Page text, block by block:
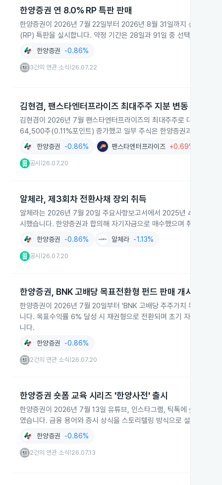
한양증권 연 8.0% RP 특판 판매
한양증권이 2026년 7월 22일부터 2026년 8월 31일까지 선착순 1
(RP) 특판을 실시합니다. 약정 기간은 28일과 91일 중 선택 가능하
한양증권 -0.86%
3건의 연관 소식 26.07.22
김현겸, 팬스타엔터프라이즈 최대주주 지분 변동 보고
김현겸이 2026년 7월 팬스타엔터프라이즈의 최대주주로 대량보유
64,500주(0.11%포인트) 증가했고 일부 주식은 한양증권과 BNK투
한양증권 -0.86% 팬스타엔터프라이즈 +0.69%
공시 26.07.20
알체라, 제3회차 전환사채 장외 취득
알체라는 2026년 7월 20일 주요사항보고서에서 2025년 4월 21일
시했습니다. 한양증권과 합의해 자기자금으로 매수했으며 취득금액
한양증권 -0.86% 알체라 -1.13%
공시 26.07.20
한양증권, BNK 고배당 목표전환형 펀드 판매 개시
한양증권이 2026년 7월 20일부터 'BNK 고배당 주주가치 목표전환
니다. 목표수익률 6% 달성 시 채권형으로 전환되며 초기 자산배분
니다.
한양증권 -0.86%
2건의 연관 소식 26.07.20
한양증권 숏폼 교육 시리즈 '한양사전' 출시
한양증권이 2026년 7월 13일 유튜브, 인스타그램, 틱톡에 숏폼 시리
였습니다. 금융 용어와 증시 상식을 스토리텔링 방식으로 설명하며
한양증권 -0.86%
2건의 연관 소식 26.07.13